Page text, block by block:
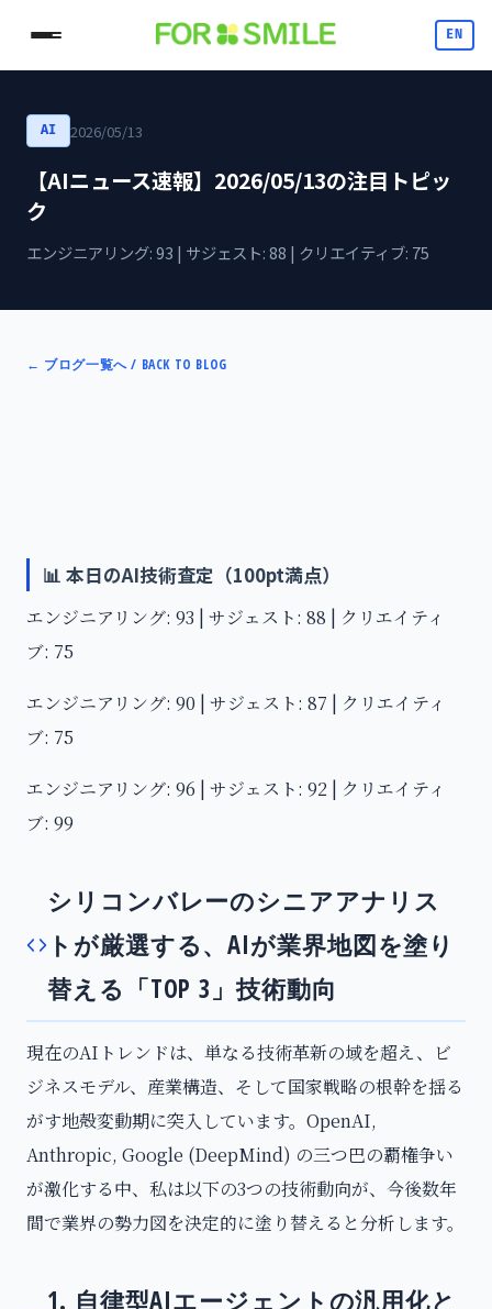
EN
AI 2026/05/13
【AIニュース速報】2026/05/13の注目トピッ
ク
エンジニアリング: 93 | サジェスト: 88 | クリエイティブ: 75
← ブログ一覧へ / BACK TO BLOG
📊 本日のAI技術査定（100pt満点）
エンジニアリング: 93 | サジェスト: 88 | クリエイティ
ブ: 75
エンジニアリング: 90 | サジェスト: 87 | クリエイティ
ブ: 75
エンジニアリング: 96 | サジェスト: 92 | クリエイティ
ブ: 99
シリコンバレーのシニアアナリス
トが厳選する、AIが業界地図を塗り
替える「TOP 3」技術動向
現在のAIトレンドは、単なる技術革新の域を超え、ビ
ジネスモデル、産業構造、そして国家戦略の根幹を揺る
がす地殻変動期に突入しています。OpenAI,
Anthropic, Google (DeepMind) の三つ巴の覇権争い
が激化する中、私は以下の3つの技術動向が、今後数年
間で業界の勢力図を決定的に塗り替えると分析します。
1. 自律型AIエージェントの汎用化と